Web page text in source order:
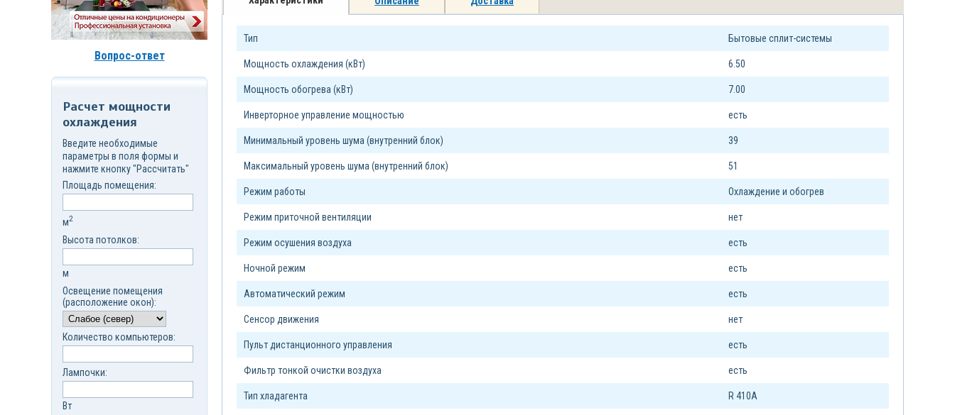
Тип Бытовые сплит-системы
Мощность охлаждения (кВт) 6.50
Мощность обогрева (кВт) 7.00
Инверторное управление мощностью есть
Минимальный уровень шума (внутренний блок) 39
Максимальный уровень шума (внутренний блок) 51
Режим работы Охлаждение и обогрев
Режим приточной вентиляции нет
Режим осушения воздуха есть
Ночной режим есть
Автоматический режим есть
Сенсор движения нет
Пульт дистанционного управления есть
Фильтр тонкой очистки воздуха есть
Тип xладагента R 410A
Вопрос-ответ
Расчет мощности
охлаждения
Введите необходимые
параметры в поля формы и
нажмите кнопку "Рассчитать"
Площадь помещения:
м2
Высота потолков:
м
Освещение помещения
(расположение окон):
Количество компьютеров:
Лампочки:
Вт